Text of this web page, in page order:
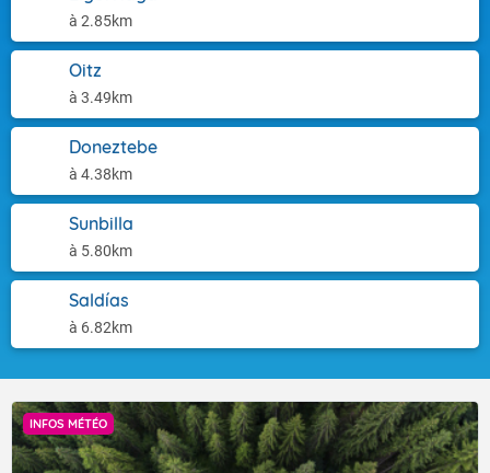
à 2.85km
Oitz
à 3.49km
Doneztebe
à 4.38km
Sunbilla
à 5.80km
Saldías
à 6.82km
INFOS MÉTÉO